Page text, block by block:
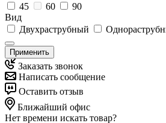
45
60
90
Вид
Двухраструбный
Применить
Заказать звонок
Написать сообщение
Оставить отзыв
Ближайший офис
Нет времени искать товар?